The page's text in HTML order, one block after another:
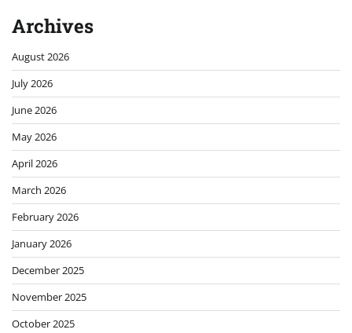
Archives
August 2026
July 2026
June 2026
May 2026
April 2026
March 2026
February 2026
January 2026
December 2025
November 2025
October 2025